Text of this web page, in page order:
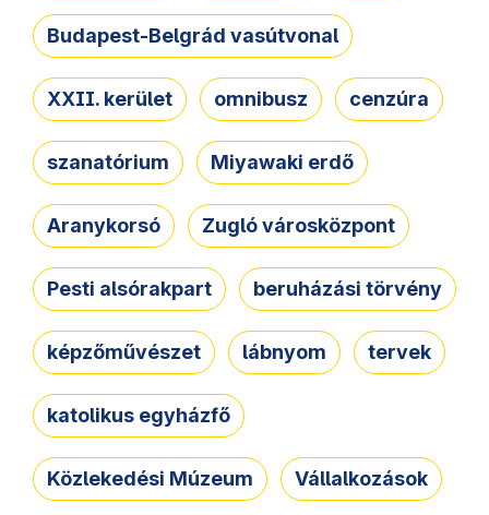
Budapest-Belgrád vasútvonal
XXII. kerület omnibusz cenzúra
szanatórium Miyawaki erdő
Aranykorsó Zugló városközpont
Pesti alsórakpart beruházási törvény
képzőművészet lábnyom tervek
katolikus egyházfő
Közlekedési Múzeum Vállalkozások